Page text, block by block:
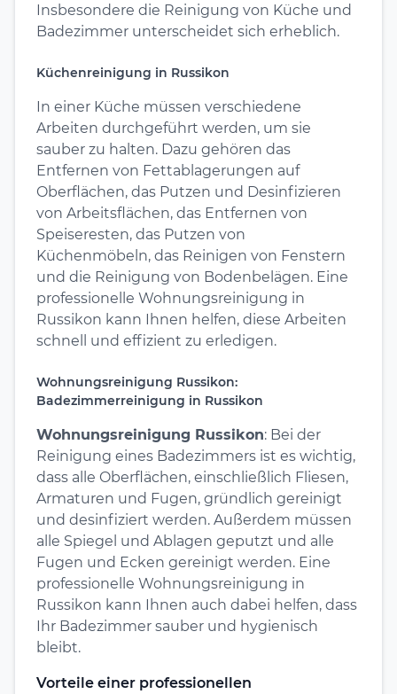
Insbesondere die Reinigung von Küche und
Badezimmer unterscheidet sich erheblich.
Küchenreinigung in Russikon
In einer Küche müssen verschiedene
Arbeiten durchgeführt werden, um sie
sauber zu halten. Dazu gehören das
Entfernen von Fettablagerungen auf
Oberflächen, das Putzen und Desinfizieren
von Arbeitsflächen, das Entfernen von
Speiseresten, das Putzen von
Küchenmöbeln, das Reinigen von Fenstern
und die Reinigung von Bodenbelägen. Eine
professionelle Wohnungsreinigung in
Russikon kann Ihnen helfen, diese Arbeiten
schnell und effizient zu erledigen.
Wohnungsreinigung Russikon:
Badezimmerreinigung in Russikon
Wohnungsreinigung Russikon: Bei der
Reinigung eines Badezimmers ist es wichtig,
dass alle Oberflächen, einschließlich Fliesen,
Armaturen und Fugen, gründlich gereinigt
und desinfiziert werden. Außerdem müssen
alle Spiegel und Ablagen geputzt und alle
Fugen und Ecken gereinigt werden. Eine
professionelle Wohnungsreinigung in
Russikon kann Ihnen auch dabei helfen, dass
Ihr Badezimmer sauber und hygienisch
bleibt.
Vorteile einer professionellen